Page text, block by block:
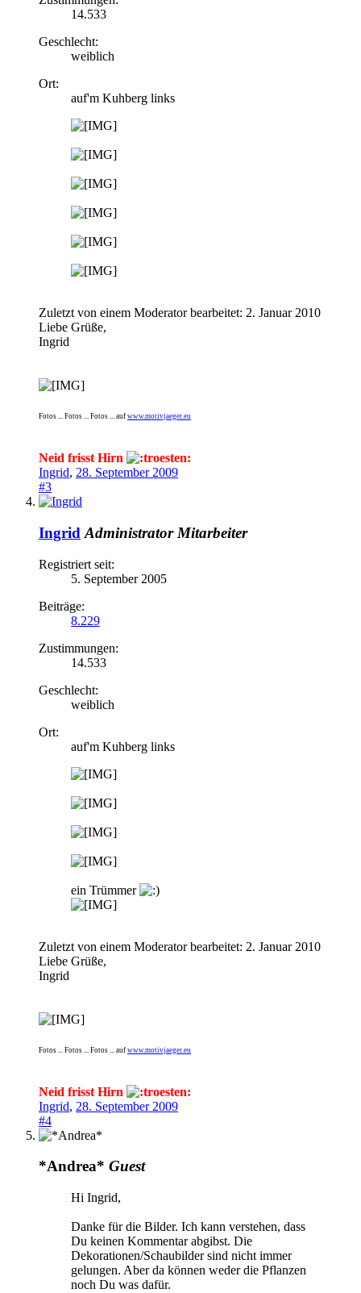
14.533
Geschlecht:
weiblich
Ort:
auf'm Kuhberg links
Zuletzt von einem Moderator bearbeitet: 2. Januar 2010
Liebe Grüße,
Ingrid
Fotos ... Fotos ... Fotos ... auf www.motivjaeger.eu
Neid frisst Hirn
Ingrid, 28. September 2009
#3
Ingrid Administrator Mitarbeiter
Registriert seit:
5. September 2005
Beiträge:
8.229
Zustimmungen:
14.533
Geschlecht:
weiblich
Ort:
auf'm Kuhberg links
ein Trümmer
Zuletzt von einem Moderator bearbeitet: 2. Januar 2010
Liebe Grüße,
Ingrid
Fotos ... Fotos ... Fotos ... auf www.motivjaeger.eu
Neid frisst Hirn
Ingrid, 28. September 2009
#4
*Andrea* Guest
Hi Ingrid,
Danke für die Bilder. Ich kann verstehen, dass
Du keinen Kommentar abgibst. Die
Dekorationen/Schaubilder sind nicht immer
gelungen. Aber da können weder die Pflanzen
noch Du was dafür.